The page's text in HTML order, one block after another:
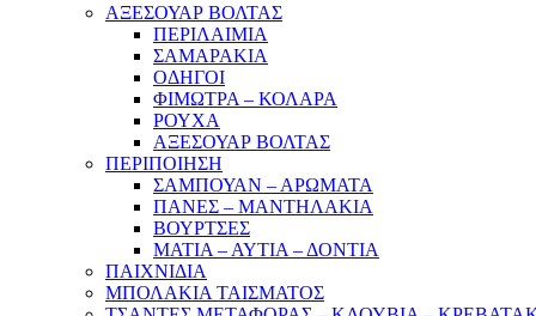
ΑΞΕΣΟΥΑΡ ΒΟΛΤΑΣ
ΠΕΡΙΛΑΙΜΙΑ
ΣΑΜΑΡΑΚΙΑ
ΟΔΗΓΟΙ
ΦΙΜΩΤΡΑ – ΚΟΛΑΡΑ
ΡΟΥΧΑ
ΑΞΕΣΟΥΑΡ ΒΟΛΤΑΣ
ΠΕΡΙΠΟΙΗΣΗ
ΣΑΜΠΟΥΑΝ – ΑΡΩΜΑΤΑ
ΠΑΝΕΣ – ΜΑΝΤΗΛΑΚΙΑ
ΒΟΥΡΤΣΕΣ
ΜΑΤΙΑ – ΑΥΤΙΑ – ΔΟΝΤΙΑ
ΠΑΙΧΝΙΔΙΑ
ΜΠΟΛΑΚΙΑ ΤΑΙΣΜΑΤΟΣ